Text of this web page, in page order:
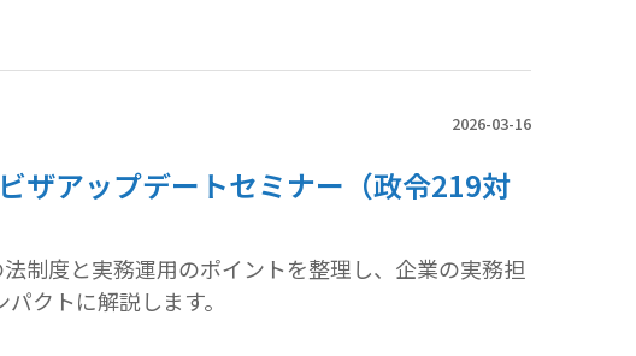
2026-03-16
ザアップデートセミナー（政令219対
制度と実務運用のポイントを整理し、企業の実務担
クトに解説します。